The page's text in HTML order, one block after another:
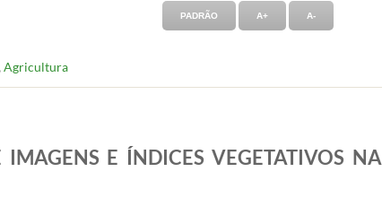
,Agricultura
PADRÃO A+ A-
E ÍNDICES VEGETATIVOS NA